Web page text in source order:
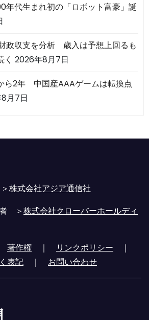
年代生まれ初の「ロボット富豪」誕
政収支を分析 歳入は予想上回るも
2026年8月7日
ら2年 中国産AAAゲームは転換点
月7日
株式会社アジア通信社
＞株式会社クローバーホールディ
著作権 ｜ リンクポリシー ｜
表記 ｜ お問い合わせ